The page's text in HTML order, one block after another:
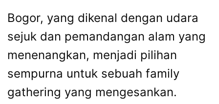
Bogor, yang dikenal dengan udara
sejuk dan pemandangan alam yang
menenangkan, menjadi pilihan
sempurna untuk sebuah family
gathering yang mengesankan.